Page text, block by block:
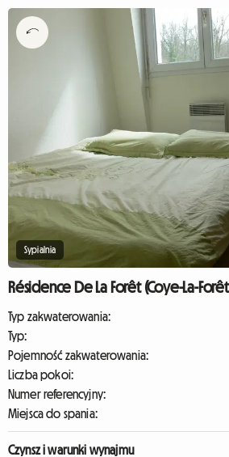
Sypialnia
Résidence De La Forêt (Coye-La-
Typ zakwaterowania:
Typ:
Pojemność zakwaterowania:
Liczba pokoi:
Numer referencyjny:
Miejsca do spania:
Czynsz i warunki wynajmu